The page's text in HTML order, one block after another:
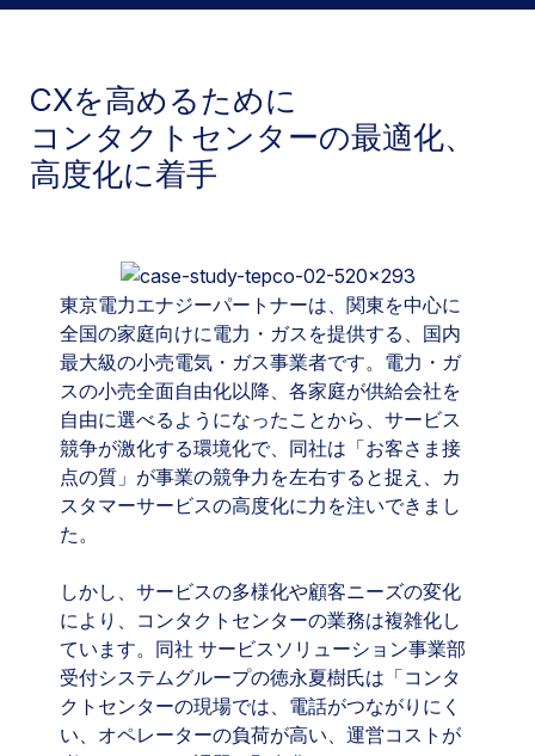
CXを高めるために
コンタクトセンターの最適化、
高度化に着手
東京電力エナジーパートナーは、関東を中心に
全国の家庭向けに電力・ガスを提供する、国内
最大級の小売電気・ガス事業者です。電力・ガ
スの小売全面自由化以降、各家庭が供給会社を
自由に選べるようになったことから、サービス
競争が激化する環境化で、同社は「お客さま接
点の質」が事業の競争力を左右すると捉え、カ
スタマーサービスの高度化に力を注いできまし
た。
しかし、サービスの多様化や顧客ニーズの変化
により、コンタクトセンターの業務は複雑化し
ています。同社 サービスソリューション事業部
受付システムグループの徳永夏樹氏は「コンタ
クトセンターの現場では、電話がつながりにく
い、オペレーターの負荷が高い、運営コストが